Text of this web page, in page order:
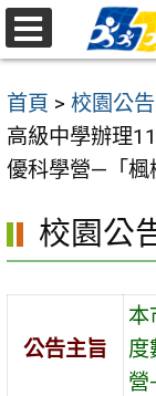
跳
至
要
內
容
首頁 > 校園公告
高級中學辦理
優科學營—「楓
校園公
公告主旨
本
度
營
選
單